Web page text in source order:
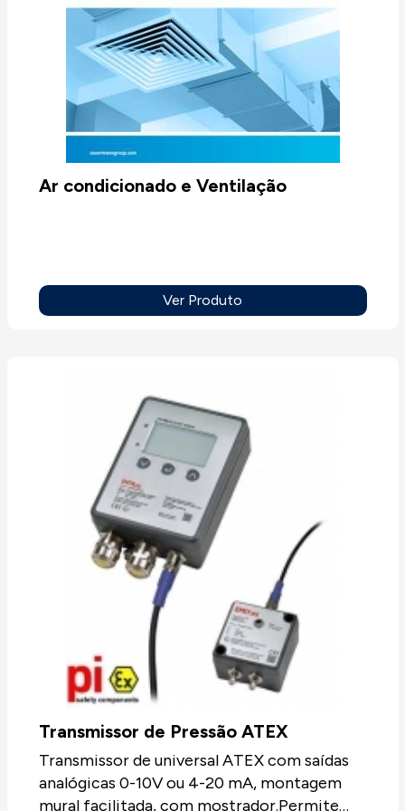
Ar condicionado e Ventilação
Ver Produto
Transmissor de Pressão ATEX
Transmissor de universal ATEX com saídas
analógicas 0-10V ou 4-20 mA, montagem
mural facilitada, com mostrador.Permite